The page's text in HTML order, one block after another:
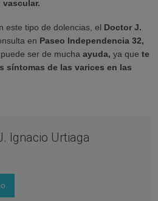
vascular.
este tipo de dolencias, el Doctor J.
en Paseo Independencia 32,
puede ser de mucha ayuda, ya que te
síntomas de las varices en las
Ignacio Urtiaga